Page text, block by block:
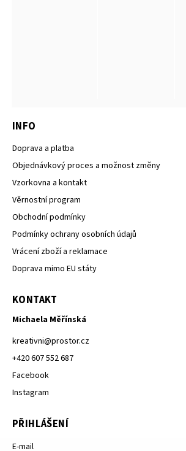
INFO
Doprava a platba
Objednávkový proces a možnost změny
Vzorkovna a kontakt
Věrnostní program
Obchodní podmínky
Podmínky ochrany osobních údajů
Vrácení zboží a reklamace
Doprava mimo EU státy
KONTAKT
Michaela Měřínská
kreativni@prostor.cz
+420 607 552 687
Facebook
Instagram
PŘIHLÁŠENÍ
E-mail